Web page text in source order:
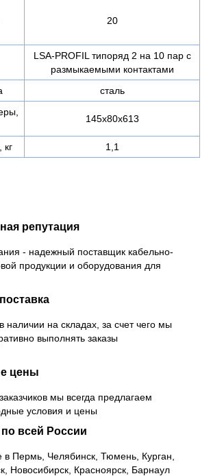
20
LSA-PROFIL типоряд 2 на 10 пар с
размыкаемыми контактами
сталь
145х80х613
кг 1,1
репутация
- надежный поставщик кабельно-
продукции и оборудования для
наличии на складах, за счет чего мы
выполнять заказы
цены
мы всегда предлагаем
условия и цены
всей России
в Пермь, Челябинск, Тюмень, Курган,
Новосибирск, Красноярск, Барнаул